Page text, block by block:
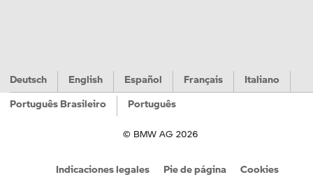
Deutsch English Español Français
Italiano
Português Brasileiro
Português
© BMW AG 2026
Indicaciones legales Pie de página
Cookies